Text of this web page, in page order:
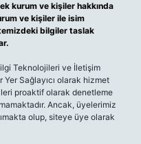
kurum ve kişiler hakkında
ve kişiler ile isim
bilgiler taslak
Teknolojileri ve İletişim
Yer Sağlayıcı olarak hizmet
proaktif olarak denetleme
Ancak, üyelerimiz
olup, siteye üye olarak